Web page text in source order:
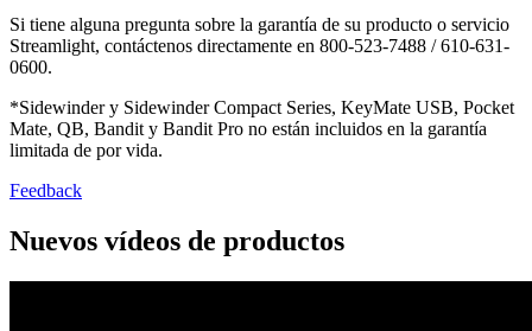
Si tiene alguna pregunta sobre la garantía de su producto o servicio
Streamlight, contáctenos directamente en 800-523-7488 / 610-631-
0600.
*Sidewinder y Sidewinder Compact Series, KeyMate USB, Pocket
Mate, QB, Bandit y Bandit Pro no están incluidos en la garantía
limitada de por vida.
Feedback
Nuevos vídeos de productos